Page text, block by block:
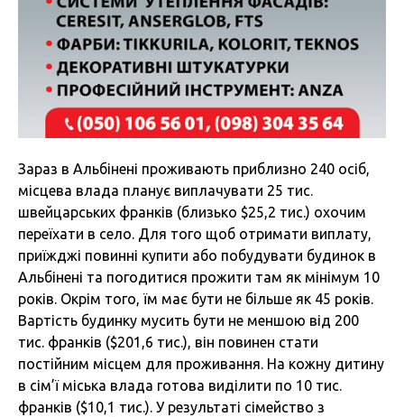
Зараз в Альбінені проживають приблизно 240 осіб,
місцева влада планує виплачувати 25 тис.
швейцарських франків (близько $25,2 тис.) охочим
переїхати в село. Для того щоб отримати виплату,
приїжджі повинні купити або побудувати будинок в
Альбінені та погодитися прожити там як мінімум 10
років. Окрім того, їм має бути не більше як 45 років.
Вартість будинку мусить бути не меншою від 200
тис. франків ($201,6 тис.), він повинен стати
постійним місцем для проживання. На кожну дитину
в сім’ї міська влада готова виділити по 10 тис.
франків ($10,1 тис.). У результаті сімейство з